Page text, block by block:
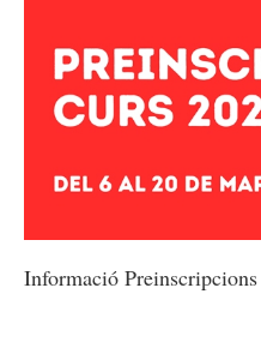
Informació